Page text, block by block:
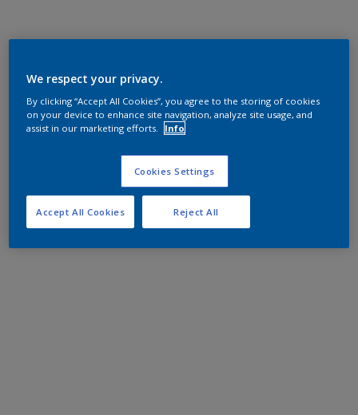
We respect your privacy.
By clicking “Accept All Cookies”, you agree to the storing of cookies
on your device to enhance site navigation, analyze site usage, and
assist in our marketing efforts.
Info
Cookies Settings
Reject All
Accept All Cookies